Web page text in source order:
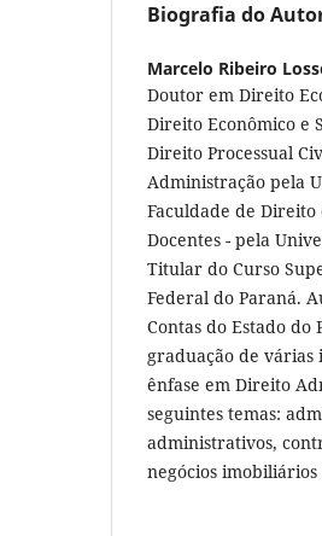
Biografia do
Marcelo Ribeiro
Doutor em Direito
Direito Econômico e
Direito Processual
Administração pela
Faculdade de
Docentes - pela
Titular do Curso
Federal do Paraná.
Contas do Estado do
graduação de várias
ênfase em Direito
seguintes temas:
administrativos,
negócios